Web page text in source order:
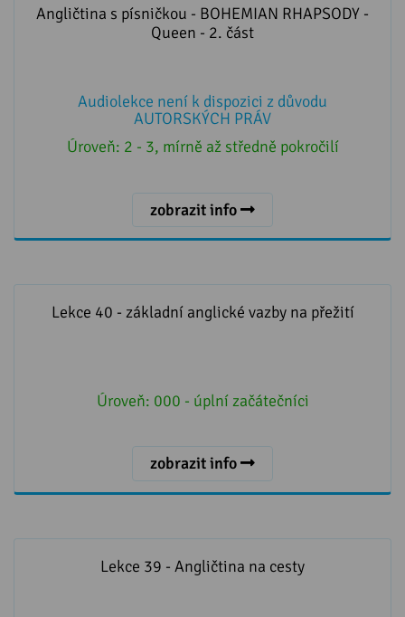
Queen - 2. část
Angličtina s písničkou - BOHEMIAN RHAPSODY -
Queen - 2. část
Audiolekce není k dispozici z důvodu
AUTORSKÝCH PRÁV
Úroveň: 2 - 3, mírně až středně pokročilí
zobrazit info
Lekce 40 - základní anglické vazby na přežití
Úroveň: 000 - úplní začátečníci
zobrazit info
Lekce 39 - Angličtina na cesty